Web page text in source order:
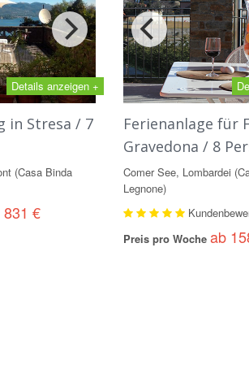
Details anzeigen +
in Stresa / 7
(Casa Binda
831 €
Ferienanlage für
Gravedona / 8
Comer See, Lombardei
Legnone)
Preis pro Woche ab